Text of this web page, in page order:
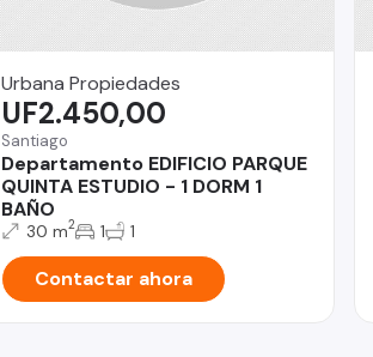
Urbana Propiedades
Santiago
Departamento EDIFICIO PARQUE
QUINTA ESTUDIO - 1 DORM 1
BAÑO
UF2.450,00
30 m2 1 1
Contactar ahora